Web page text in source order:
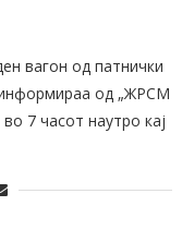
вагон од патнички
информираа од „ЖРСМ
7 часот наутро кај